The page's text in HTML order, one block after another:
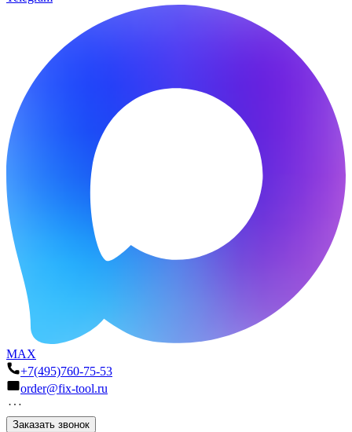
MAX
+7(495)760-75-53
order@fix-tool.ru
Заказать звонок